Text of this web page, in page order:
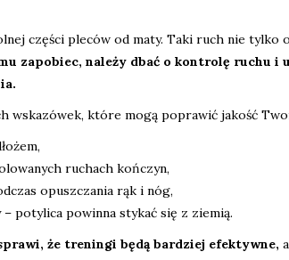
części pleców od maty. Taki ruch nie tylko
zapobiec, należy dbać o kontrolę ruchu i
wskazówek, które mogą poprawić jakość
ruchach kończyn,
opuszczania rąk i nóg,
potylica powinna stykać się z ziemią.
że treningi będą bardziej efektywne,